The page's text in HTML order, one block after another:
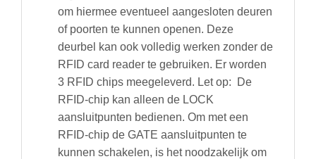
om hiermee eventueel aangesloten deuren
of poorten te kunnen openen. Deze
deurbel kan ook volledig werken zonder de
RFID card reader te gebruiken. Er worden
3 RFID chips meegeleverd. Let op: De
RFID-chip kan alleen de LOCK
aansluitpunten bedienen. Om met een
RFID-chip de GATE aansluitpunten te
kunnen schakelen, is het noodzakelijk om